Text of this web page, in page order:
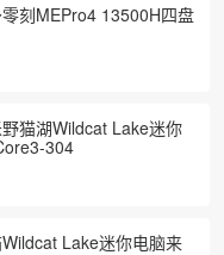
刻MEPro4 13500H四盘
猫湖Wildcat Lake迷你
304
Lake迷你电脑来